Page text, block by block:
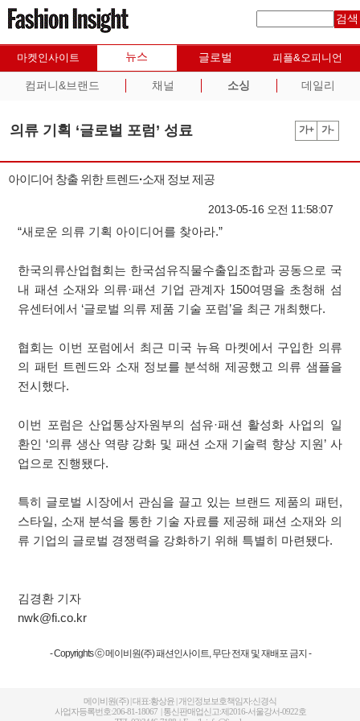
검색
마켓인사이트 뉴스 글로벌 피플&오피니언
컴퍼니&브랜드 채널 소싱 데일리
의류 기획 ‘글로벌 포럼’ 성료 가+ 가-
아이디어 창출 위한 트렌드·소재 정보 제공
2013-05-16 오전 11:58:07
“새로운 의류 기획 아이디어를 찾아라.”
한국의류산업협회는 한국섬유직물수출입조합과 공동으로 국
내 패션 소재와 의류·패션 기업 관계자 150여명을 초청해 섬
유센터에서 ‘글로벌 의류 제품 기술 포럼’을 최근 개최했다.
협회는 이번 포럼에서 최근 미국 뉴욕 마켓에서 구입한 의류
의 패턴 트렌드와 소재 정보를 분석해 제공했고 의류 샘플을
전시했다.
이번 포럼은 산업통상자원부의 섬유·패션 활성화 사업의 일
환인 ‘의류 생산 역량 강화 및 패션 소재 기술력 향상 지원’ 사
업으로 진행됐다.
특히 글로벌 시장에서 관심을 끌고 있는 브랜드 제품의 패턴,
스타일, 소재 분석을 통한 기술 자료를 제공해 패션 소재와 의
류 기업의 글로벌 경쟁력을 강화하기 위해 특별히 마련됐다.
김경환 기자
nwk@fi.co.kr
- Copyrights ⓒ 메이비원(주) 패션인사이트, 무단 전재 및 재배포 금지 -
메이비원(주) | 대표:황상윤 | 개인정보보호책임자:신경식
사업자등록번호:206-81-18067 | 통신판매업신고:제2016-서울강서-0922호